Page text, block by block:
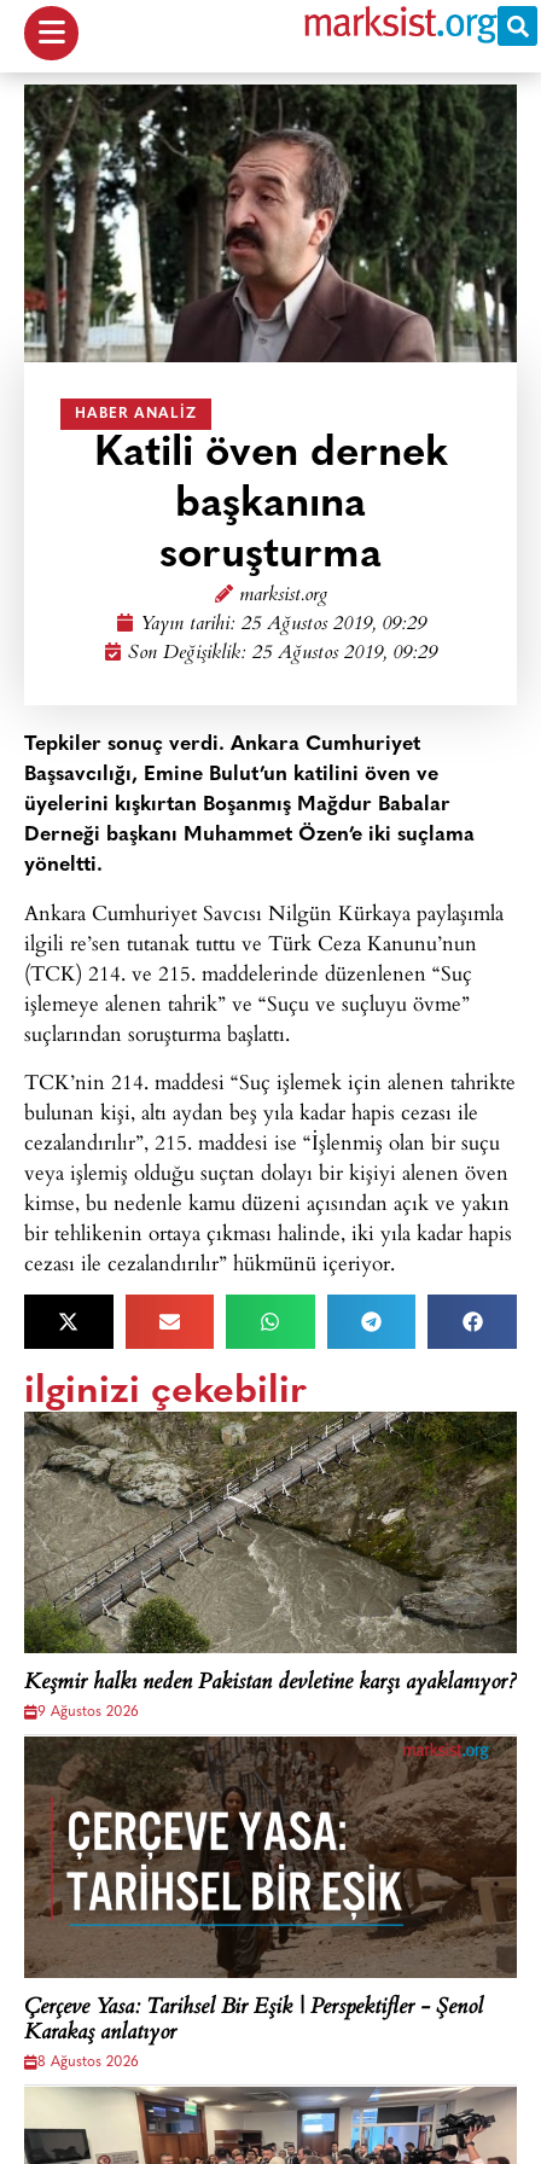
HABER ANALIZ
Katili öven dernek
başkanına
soruşturma
marksist.org
Yayın tarihi: 25 Ağustos 2019, 09:29
Son Değişiklik: 25 Ağustos 2019, 09:29
Tepkiler sonuç verdi. Ankara Cumhuriyet
Başsavcılığı, Emine Bulut’un katilini öven ve
üyelerini kışkırtan Boşanmış Mağdur Babalar
Derneği başkanı Muhammet Özen’e iki suçlama
yöneltti.
Ankara Cumhuriyet Savcısı Nilgün Kürkaya paylaşımla
ilgili re’sen tutanak tuttu ve Türk Ceza Kanunu’nun
(TCK) 214. ve 215. maddelerinde düzenlenen “Suç
işlemeye alenen tahrik” ve “Suçu ve suçluyu övme”
suçlarından soruşturma başlattı.
TCK’nin 214. maddesi “Suç işlemek için alenen tahrikte
bulunan kişi, altı aydan beş yıla kadar hapis cezası ile
cezalandırılır”, 215. maddesi ise “İşlenmiş olan bir suçu
veya işlemiş olduğu suçtan dolayı bir kişiyi alenen öven
kimse, bu nedenle kamu düzeni açısından açık ve yakın
bir tehlikenin ortaya çıkması halinde, iki yıla kadar hapis
cezası ile cezalandırılır” hükmünü içeriyor.
ilginizi çekebilir
Keşmir halkı neden Pakistan devletine karşı ayaklanıyor?
9 Ağustos 2026
Çerçeve Yasa: Tarihsel Bir Eşik | Perspektifler - Şenol
Karakaş anlatıyor
8 Ağustos 2026